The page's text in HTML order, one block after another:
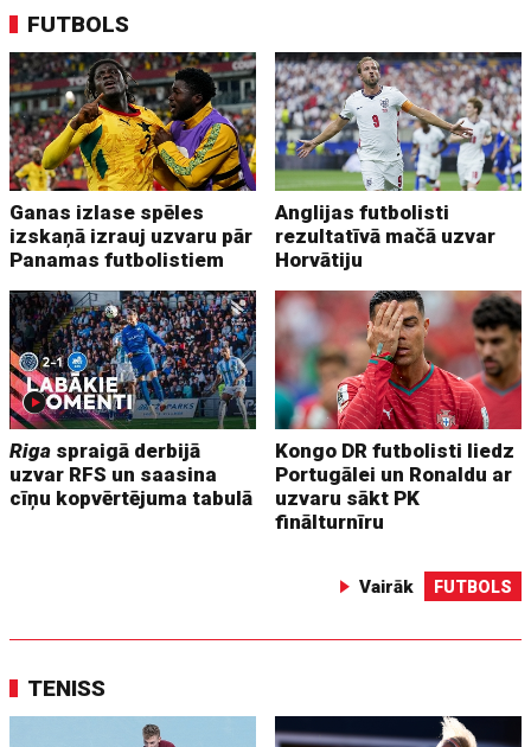
FUTBOLS
Ganas izlase spēles
izskaņā izrauj uzvaru pār
Panamas futbolistiem
Anglijas futbolisti
rezultatīvā mačā uzvar
Horvātiju
Riga spraigā derbijā
uzvar RFS un saasina
cīņu kopvērtējuma tabulā
Kongo DR futbolisti liedz
Portugālei un Ronaldu ar
uzvaru sākt PK
finālturnīru
Vairāk FUTBOLS
TENISS